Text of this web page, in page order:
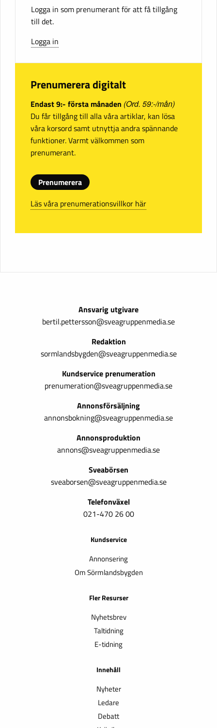
Logga in som prenumerant för att få tillgång
till det.
Logga in
Prenumerera digitalt
Endast 9:- första månaden (Ord. 59:-/mån)
Du får tillgång till alla våra artiklar, kan lösa
våra korsord samt utnyttja andra spännande
funktioner. Varmt välkommen som
prenumerant.
Prenumerera
Läs våra prenumerationsvillkor här
Ansvarig utgivare
bertil.pettersson@sveagruppenmedia.se
Redaktion
sormlandsbygden@sveagruppenmedia.se
Kundservice prenumeration
prenumeration@sveagruppenmedia.se
Annonsförsäljning
annonsbokning@sveagruppenmedia.se
Annonsproduktion
annons@sveagruppenmedia.se
Sveabörsen
sveaborsen@sveagruppenmedia.se
Telefonväxel
021-470 26 00
Kundservice
Annonsering
Om Sörmlandsbygden
Fler Resurser
Nyhetsbrev
Taltidning
E-tidning
Innehåll
Nyheter
Ledare
Debatt